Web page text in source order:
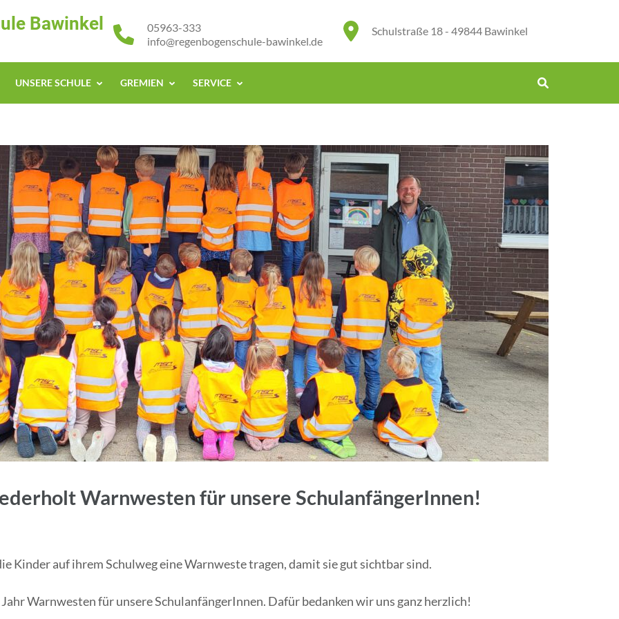
Bawinkel Schulstraße 18 - 49844 Bawinkel
05963-333
info@regenbogenschule-bawinkel.de
UNSERE SCHULE GREMIEN SERVICE
Warnwesten für unsere SchulanfängerInnen!
Kinder auf ihrem Schulweg eine Warnweste tragen, damit sie gut sichtbar sind.
Warnwesten für unsere SchulanfängerInnen. Dafür bedanken wir uns ganz herzlich!